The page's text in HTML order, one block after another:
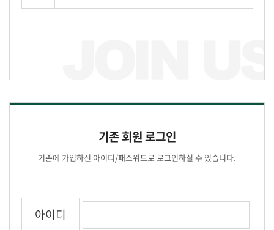
기존 회원 로그인
기존에 가입하신 아이디/패스워드로 로그인하실 수 있습니다.
아이디